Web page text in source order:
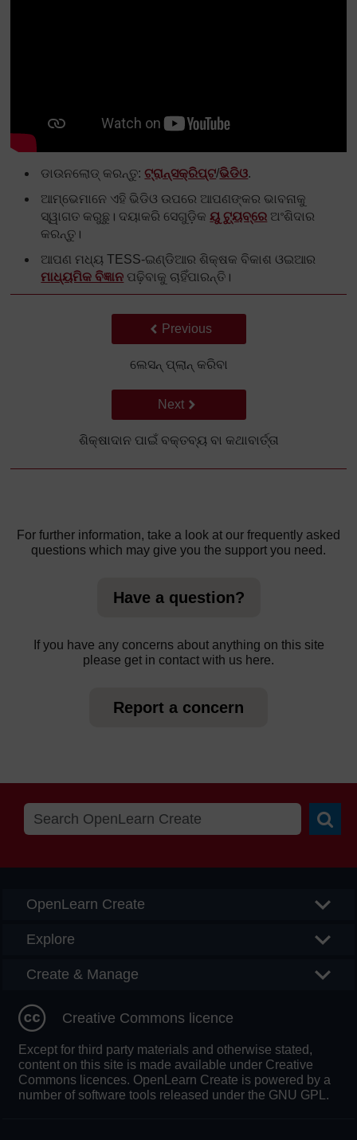
ଡାଉନଲୋଡ୍ କରନ୍ତୁ:ଟ୍ରାନ୍ସକ୍ରିପ୍ଟ/ଭିଡିଓ.
ଆମ୍ଭେମାନେ ଏହି ଭିଡିଓ ଉପରେ ଆପଣଙ୍କର ଭାବନାକୁ
ସ୍ୱାଗତ କରୁଛୁ। ଦୟାକରି ସେଗୁଡ଼ିକୟୁ ଟ୍ୟୁବ୍‌ରେ ଅଂଶିଦାର
କରନ୍ତୁ।
ଆପଣ ମଧ୍ୟ TESS-ଇଣ୍ଡିଆର ଶିକ୍ଷକ ବିକାଶ ଓଇଆର
ମାଧ୍ୟମିକ ବିଜ୍ଞାନ ପଢ଼ିବାକୁ ଚାହିଁପାରନ୍ତି।
Back to previous page
Previous
ଲେସନ୍ ପ୍ଲାନ୍ କରିବା
Go to next page
Next
ଶିକ୍ଷାଦାନ ପାଇଁ ବକ୍ତବ୍ୟ ବା କଥାବାର୍ତ୍ତା
For further information, take a look at our frequently asked
questions which may give you the support you need.
Have a question?
If you have any concerns about anything on this site
please get in contact with us here.
Report a concern
OpenLearn Create
Explore
Create & Manage
Creative Commons licence
Except for third party materials and otherwise stated,
content on this site is made available under Creative
Commons licences. OpenLearn Create is powered by a
number of software tools released under the GNU GPL.